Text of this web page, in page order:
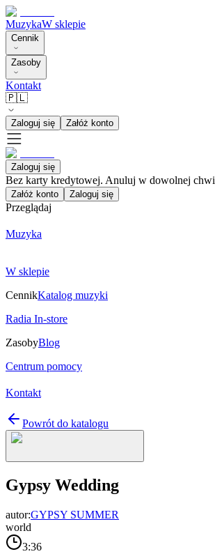
MuzykaW sklepie
Cennik
Zasoby
Kontakt
🇵🇱
Zaloguj się Załóż konto
Zaloguj się
Bez karty kredytowej. Anuluj w dowolnej
Załóż konto Zaloguj się
Przeglądaj
Muzyka
W sklepie
CennikKatalog muzyki
Radia In-store
ZasobyBlog
Centrum pomocy
Kontakt
Powrót do katalogu
Gypsy Wedding
autor:GYPSY SUMMER
world
3:36